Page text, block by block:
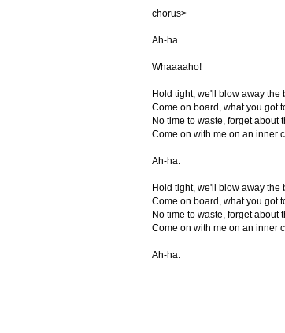
chorus>
Ah-ha.
Whaaaaho!
Hold tight, we'll blow away the
Come on board, what you got
No time to waste, forget about
Come on with me on an inner
Ah-ha.
Hold tight, we'll blow away
Come on board, what you got
No time to waste, forget about
Come on with me on an inner
Ah-ha.